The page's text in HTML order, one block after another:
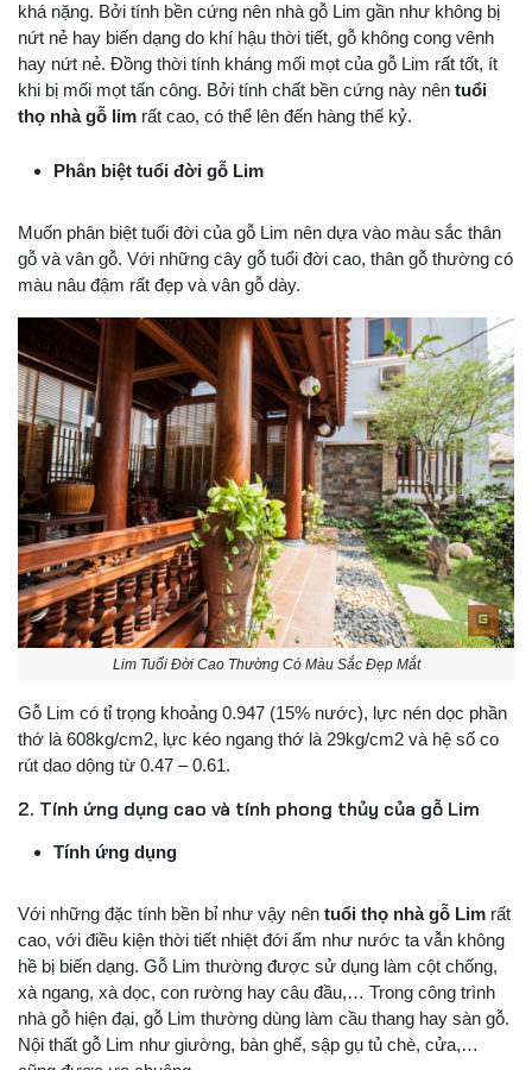
khá nặng. Bởi tính bền cứng nên nhà gỗ Lim gần như không bị
nứt nẻ hay biến dạng do khí hậu thời tiết, gỗ không cong vênh
hay nứt nẻ. Đồng thời tính kháng mối mọt của gỗ Lim rất tốt, ít
khi bị mối mọt tấn công. Bởi tính chất bền cứng này nên tuổi
thọ nhà gỗ lim rất cao, có thể lên đến hàng thế kỷ.
Phân biệt tuổi đời gỗ Lim
Muốn phân biệt tuổi đời của gỗ Lim nên dựa vào màu sắc thân
gỗ và vân gỗ. Với những cây gỗ tuổi đời cao, thân gỗ thường có
màu nâu đậm rất đẹp và vân gỗ dày.
Lim Tuổi Đời Cao Thường Có Màu Sắc Đẹp Mắt
Gỗ Lim có tỉ trọng khoảng 0.947 (15% nước), lực nén dọc phần
thớ là 608kg/cm2, lực kéo ngang thớ là 29kg/cm2 và hệ số co
rút dao dộng từ 0.47 – 0.61.
2. Tính ứng dụng cao và tính phong thủy của gỗ Lim
Tính ứng dụng
Với những đặc tính bền bỉ như vậy nên tuổi thọ nhà gỗ Lim rất
cao, với điều kiện thời tiết nhiệt đới ẩm như nước ta vẫn không
hề bị biến dạng. Gỗ Lim thường được sử dụng làm cột chống,
xà ngang, xà dọc, con rường hay câu đầu,… Trong công trình
nhà gỗ hiện đại, gỗ Lim thường dùng làm cầu thang hay sàn gỗ.
Nội thất gỗ Lim như giường, bàn ghế, sập gụ tủ chè, cửa,…